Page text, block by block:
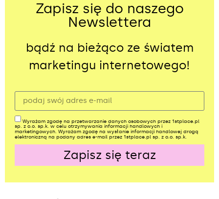
Zapisz się do naszego
Newslettera
bądź na bieżąco ze światem
marketingu internetowego!
Wyrażam zgodę na przetwarzanie danych osobowych przez 1stplace.pl
sp. z o.o. sp.k. w celu otrzymywania informacji handlowych i
marketingowych. Wyrażam zgodę na wysłanie informacji handlowej drogą
elektroniczną na podany adres e-mail przez 1stplace.pl sp. z o.o. sp.k.
Zapisz się teraz